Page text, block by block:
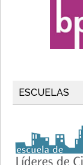
ESCUELAS